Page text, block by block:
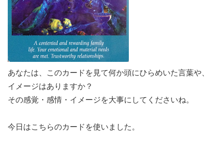
あなたは、このカードを見て何か頭にひらめいた言葉や、
イメージはありますか？
その感覚・感情・イメージを大事にしてくださいね。
今日はこちらのカードを使いました。